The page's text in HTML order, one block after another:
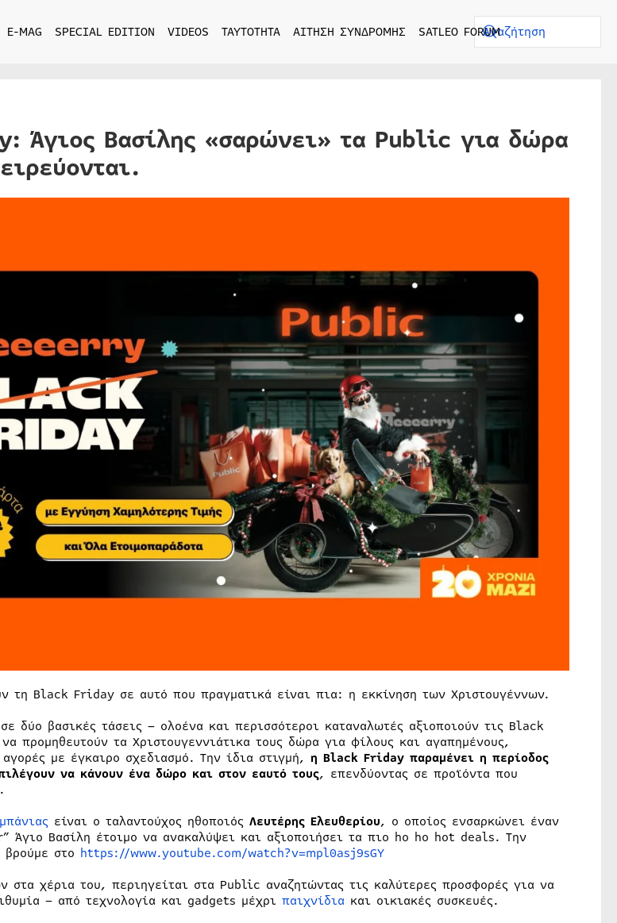
E-MAG SPECIAL EDITION VIDEOS ΤΑΥΤΟΤΗΤΑ ΑΙΤΗΣΗ ΣΥΝΔΡΟΜΗΣ SATLEO FORUM
Άγιος Βασίλης «σαρώνει» τα Public για δώρα
τη Black Friday σε αυτό που πραγματικά είναι πια: η εκκίνηση των Χριστουγέννων.
δύο βασικές τάσεις – ολοένα και περισσότεροι καταναλωτές αξιοποιούν τις Black
προμηθευτούν τα Χριστουγεννιάτικα τους δώρα για φίλους και αγαπημένους,
με έγκαιρο σχεδιασμό. Την ίδια στιγμή, η Black Friday παραμένει η περίοδος
να κάνουν ένα δώρο και στον εαυτό τους, επενδύοντας σε προϊόντα που
είναι ο ταλαντούχος ηθοποιός Λευτέρης Ελευθερίου, ο οποίος ενσαρκώνει έναν
Άγιο Βασίλη έτοιμο να ανακαλύψει και αξιοποιήσει τα πιο ho ho hot deals. Την
στο https://www.youtube.com/watch?v=mpl0asj9sGY
στα χέρια του, περιηγείται στα Public αναζητώντας τις καλύτερες προσφορές για να
– από τεχνολογία και gadgets μέχρι παιχνίδια και οικιακές συσκευές.